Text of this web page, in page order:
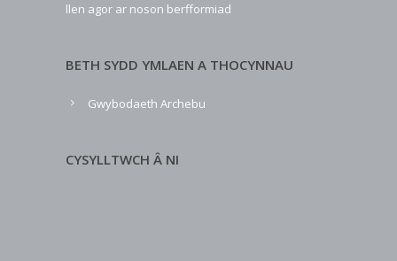
llen agor ar noson berfformiad
BETH SYDD YMLAEN A THOCYNNAU
Gwybodaeth Archebu
CYSYLLTWCH Â NI